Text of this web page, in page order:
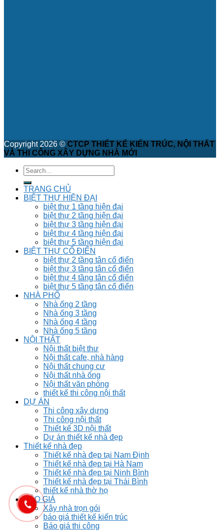
Copyright 2026 © CTCP THIẾT KẾ KIẾN TRÚC, NỘI THẤT
VÀ THI CÔNG XÂY DỰNG NHÀ MỚI
TRANG CHỦ
BIỆT THỰ HIỆN ĐẠI
biệt thự 1 tầng hiện đại
biệt thự 2 tầng hiện đại
biệt thự 3 tầng hiện đại
biệt thự 4 tầng hiện đại
biệt thự 5 tầng hiện đại
BIỆT THỰ CỔ ĐIỂN
biệt thự 2 tầng tân cổ điển
biệt thự 3 tầng tân cổ điển
biệt thự 4 tầng tân cổ điển
biệt thự 5 tầng tân cổ điển
NHÀ PHỐ
Nhà ống 2 tầng
Nhà ống 3 tầng
Nhà ống 4 tầng
Nhà ống 5 tầng
NỘI THẤT
Nội thất biệt thư
Nội thất cafe, nhà hàng
Nội thất chung cư
Nội thất nhà ống
Nội thất văn phòng
thiết kế thi công nội thất
DỰ ÁN
Thi công xây dựng
Thi công nội thất
Thiết kế 3D nội thất
Dự án thiết kế nhà đẹp
Thiết kế nhà đẹp
Thiết kế nhà đẹp tại Nam Định
Thiết kế nhà đẹp tại Hà Nam
Thiết kế nhà đẹp tại Ninh Bình
Thiết kế nhà đẹp tại Thái Bình
thiết kế nhà thờ họ
BÁO GIÁ
Xây nhà trọn gói
báo giá thiết kế kiến trúc
Báo giá thi công